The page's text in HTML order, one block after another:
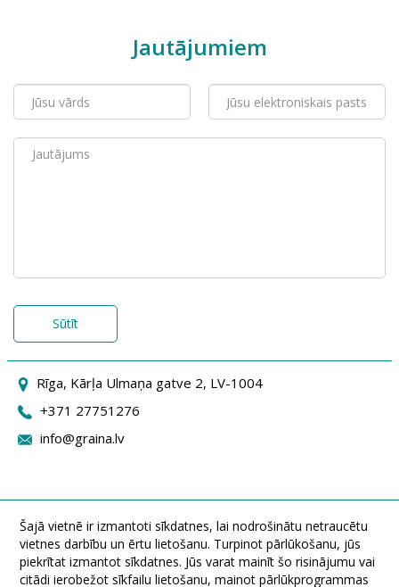
Jautājumiem
Sūtīt
Rīga, Kārļa Ulmaņa gatve 2, LV-1004
+371 27751276
info@graina.lv
Šajā vietnē ir izmantoti sīkdatnes, lai nodrošinātu netraucētu
vietnes darbību un ērtu lietošanu. Turpinot pārlūkošanu, jūs
piekrītat izmantot sīkdatnes. Jūs varat mainīt šo risinājumu vai
citādi ierobežot sīkfailu lietošanu, mainot pārlūkprogrammas